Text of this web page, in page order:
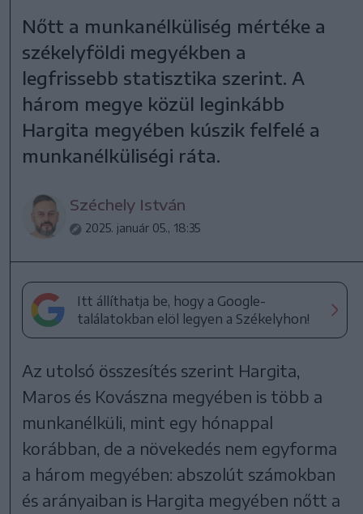
Nőtt a munkanélküliség mértéke a
székelyföldi megyékben a
legfrissebb statisztika szerint. A
három megye közül leginkább
Hargita megyében kúszik felfelé a
munkanélküliségi ráta.
Széchely István
2025. január 05., 18:35
Itt állíthatja be, hogy a Google-
találatokban elöl legyen a Székelyhon!
Az utolsó összesítés szerint Hargita,
Maros és Kovászna megyében is több a
munkanélküli, mint egy hónappal
korábban, de a növekedés nem egyforma
a három megyében: abszolút számokban
és arányaiban is Hargita megyében nőtt a